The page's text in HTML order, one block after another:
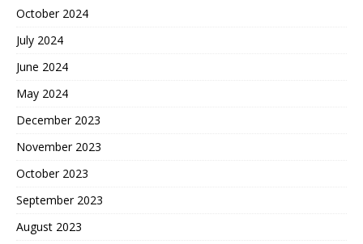
October 2024
July 2024
June 2024
May 2024
December 2023
November 2023
October 2023
September 2023
August 2023